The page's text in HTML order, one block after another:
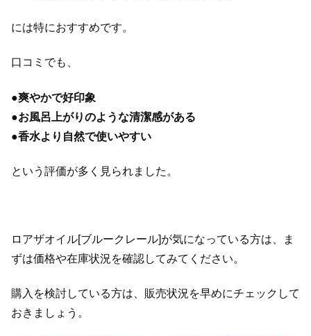
には特におすすめです。
口コミでも、
●爽やかで好印象
●お風呂上がりのような清潔感がある
●香水より自然で使いやすい
という評価が多く見られました。
ロアザオイル[ブルークレール]が気になっている方は、ま
ずは価格や在庫状況を確認してみてください。
購入を検討している方は、販売状況を早めにチェックして
おきましょう。